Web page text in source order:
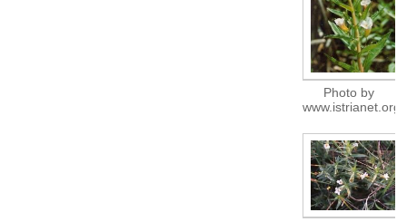
Photo by
www.istrianet.org